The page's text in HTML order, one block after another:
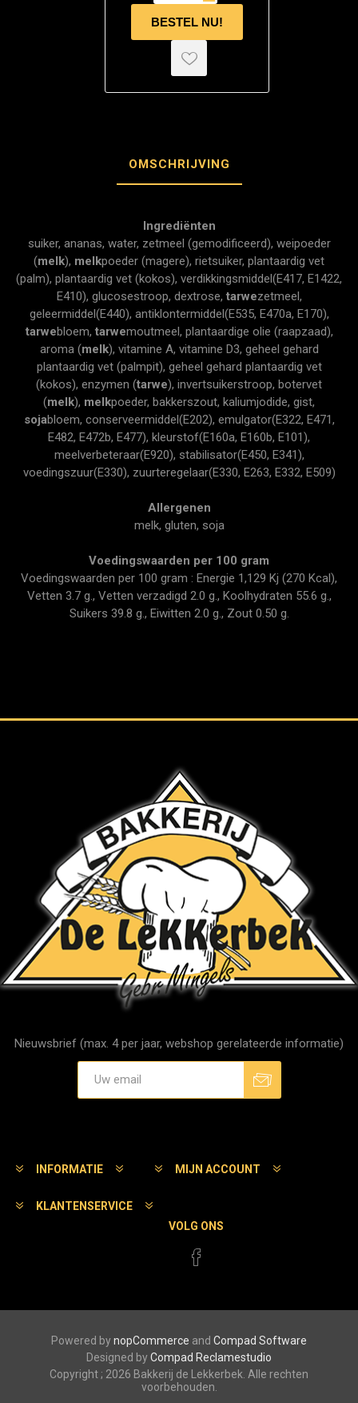
OMSCHRIJVING
Ingrediënten
suiker, ananas, water, zetmeel (gemodificeerd), weipoeder
(melk), melkpoeder (magere), rietsuiker, plantaardig vet
(palm), plantaardig vet (kokos), verdikkingsmiddel(E417, E1422,
E410), glucosestroop, dextrose, tarwezetmeel,
geleermiddel(E440), antiklontermiddel(E535, E470a, E170),
tarwebloem, tarwemoutmeel, plantaardige olie (raapzaad),
aroma (melk), vitamine A, vitamine D3, geheel gehard
plantaardig vet (palmpit), geheel gehard plantaardig vet
(kokos), enzymen (tarwe), invertsuikerstroop, botervet
(melk), melkpoeder, bakkerszout, kaliumjodide, gist,
sojabloem, conserveermiddel(E202), emulgator(E322, E471,
E482, E472b, E477), kleurstof(E160a, E160b, E101),
meelverbeteraar(E920), stabilisator(E450, E341),
voedingszuur(E330), zuurteregelaar(E330, E263, E332, E509)
Allergenen
melk, gluten, soja
Voedingswaarden per 100 gram
Voedingswaarden per 100 gram : Energie 1,129 Kj (270 Kcal),
Vetten 3.7 g., Vetten verzadigd 2.0 g., Koolhydraten 55.6 g.,
Suikers 39.8 g., Eiwitten 2.0 g., Zout 0.50 g.
Nieuwsbrief (max. 4 per jaar, webshop gerelateerde informatie)
INFORMATIE MIJN ACCOUNT
KLANTENSERVICE
VOLG ONS
Powered bynopCommerce and Compad Software
Designed byCompad Reclamestudio
Copyright ; 2026 Bakkerij de Lekkerbek. Alle rechten
voorbehouden.